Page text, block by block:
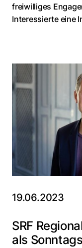
freiwilliges
Interessierte eine
19.06.2023
SRF
als